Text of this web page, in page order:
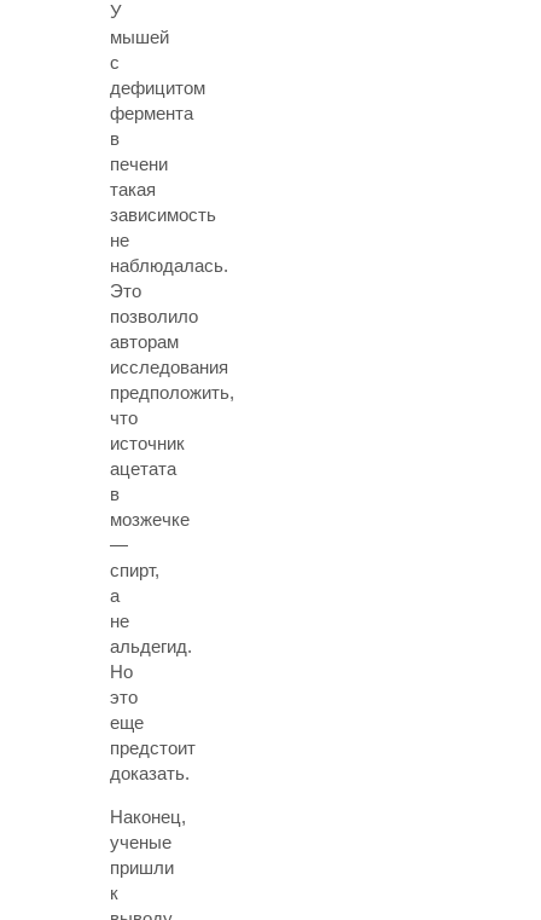
У
мышей
с
дефицитом
фермента
в
печени
такая
зависимость
не
наблюдалась.
Это
позволило
авторам
исследования
предположить,
что
источник
ацетата
в
мозжечке
—
спирт,
а
не
альдегид.
Но
это
еще
предстоит
доказать.
Наконец,
ученые
пришли
к